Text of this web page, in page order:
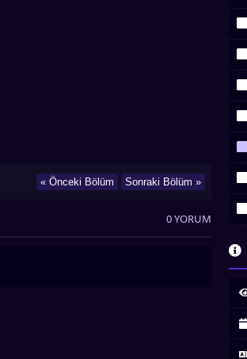
Sonraki Bölüm »
« Önceki Bölüm
0 YORUM